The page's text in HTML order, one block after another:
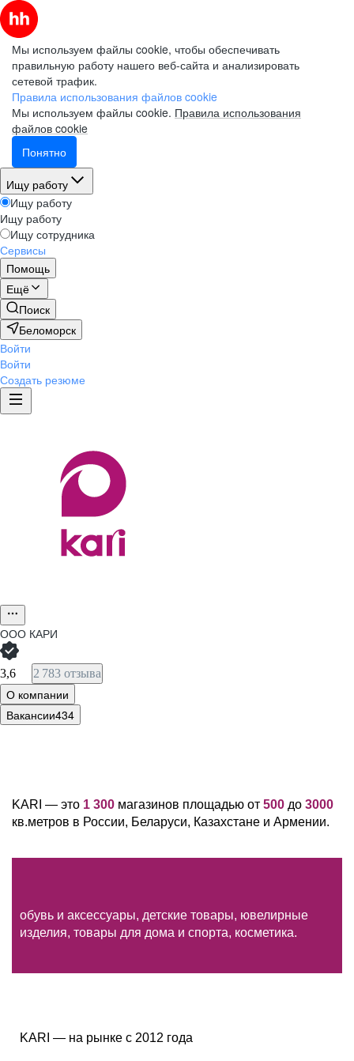
Мы используем файлы cookie, чтобы обеспечивать
правильную работу нашего веб-сайта и анализировать
сетевой трафик.
Правила использования файлов cookie
Мы используем файлы cookie. Правила использования
файлов cookie
Понятно
Ищу работу
Ищу работу
Ищу работу
Ищу сотрудника
Сервисы
Помощь
Ещё
Поиск
Беломорск
Войти
Войти
Создать резюме
ООО КАРИ
3,6 2 783 отзыва
О компании
Вакансии434
KARI — это 1 300 магазинов площадью от 500 до 3000
кв.метров в России, Беларуси, Казахстане и Армении.
обувь и аксессуары, детские товары, ювелирные
изделия, товары для дома и спорта, косметика.
KARI — на рынке с 2012 года